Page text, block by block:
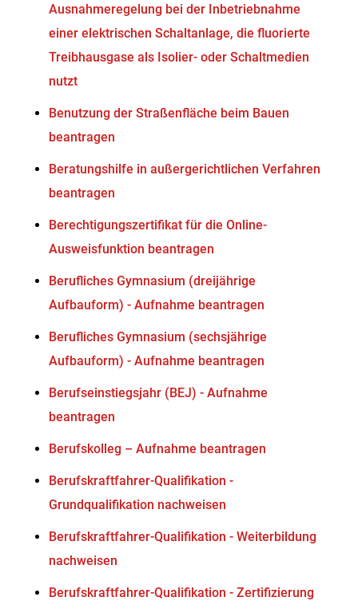
Ausnahmeregelung bei der Inbetriebnahme
einer elektrischen Schaltanlage, die fluorierte
Treibhausgase als Isolier- oder Schaltmedien
nutzt
Benutzung der Straßenfläche beim Bauen
beantragen
Beratungshilfe in außergerichtlichen Verfahren
beantragen
Berechtigungszertifikat für die Online-
Ausweisfunktion beantragen
Berufliches Gymnasium (dreijährige
Aufbauform) - Aufnahme beantragen
Berufliches Gymnasium (sechsjährige
Aufbauform) - Aufnahme beantragen
Berufseinstiegsjahr (BEJ) - Aufnahme
beantragen
Berufskolleg – Aufnahme beantragen
Berufskraftfahrer-Qualifikation -
Grundqualifikation nachweisen
Berufskraftfahrer-Qualifikation - Weiterbildung
nachweisen
Berufskraftfahrer-Qualifikation - Zertifizierung